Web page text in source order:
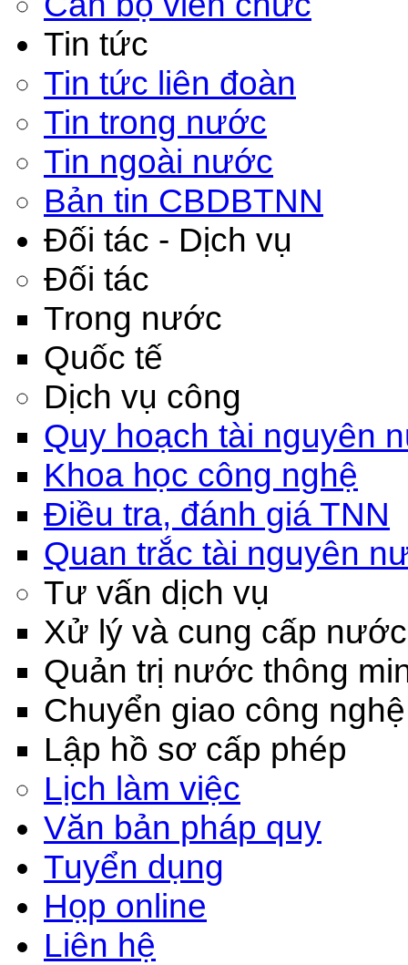
Tin tức
Tin tức liên đoàn
Tin trong nước
Tin ngoài nước
Bản tin CBDBTNN
Đối tác - Dịch vụ
Đối tác
Trong nước
Quốc tế
Dịch vụ công
Quy hoạch tài nguyên
Khoa học công nghệ
Điều tra, đánh giá TNN
Quan trắc tài nguyên
Tư vấn dịch vụ
Xử lý và cung cấp nước
Quản trị nước thông
Chuyển giao công nghệ
Lập hồ sơ cấp phép
Lịch làm việc
Văn bản pháp quy
Tuyển dụng
Họp online
Liên hệ